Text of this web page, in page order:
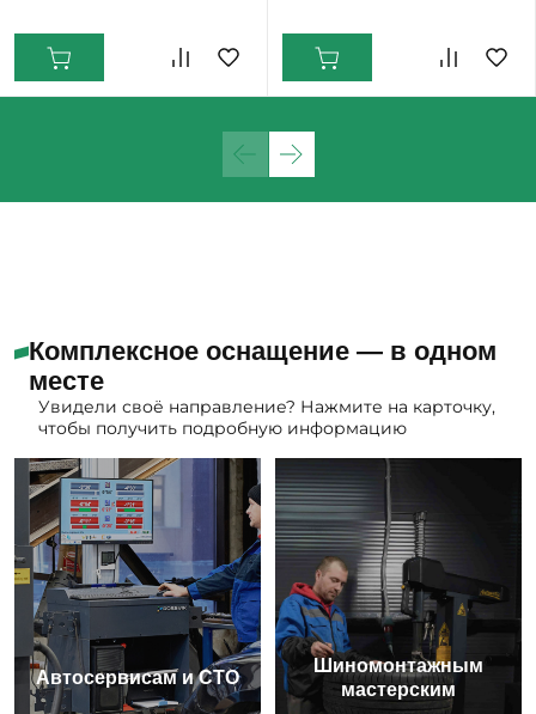
Комплексное оснащение — в одном
месте
Увидели своё направление? Нажмите на карточку,
чтобы получить подробную информацию
Автосервисам и СТО
Шиномонтажным
мастерским